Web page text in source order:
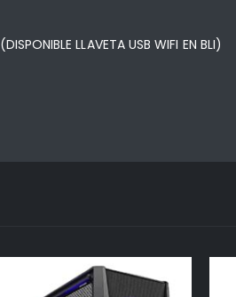
LLAVETA USB WIFI EN BLI)